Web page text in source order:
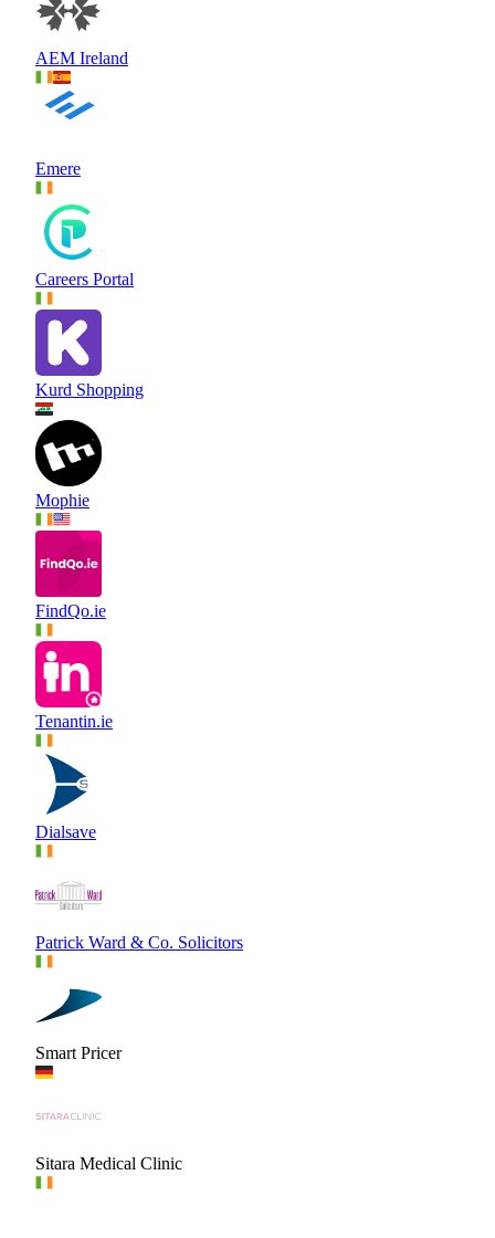
AEM Ireland
Emere
Careers Portal
Kurd Shopping
Mophie
FindQo.ie
Tenantin.ie
Dialsave
Patrick Ward & Co. Solicitors
Smart Pricer
Sitara Medical Clinic